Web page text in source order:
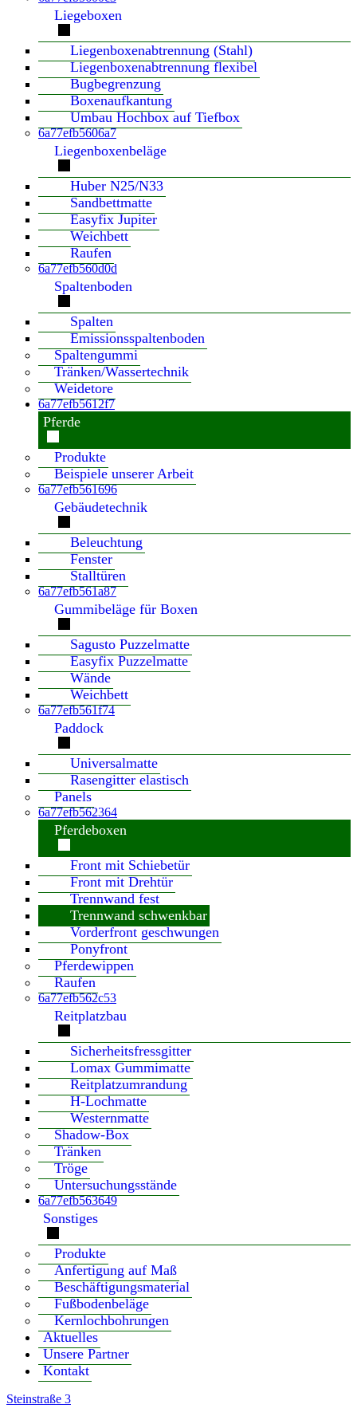
Liegeboxen
Liegenboxenabtrennung (Stahl)
Liegenboxenabtrennung flexibel
Bugbegrenzung
Boxenaufkantung
Umbau Hochbox auf Tiefbox
6a77efb5606a7
Liegenboxenbeläge
Huber N25/N33
Sandbettmatte
Easyfix Jupiter
Weichbett
Raufen
6a77efb560d0d
Spaltenboden
Spalten
Emissionsspaltenboden
Spaltengummi
Tränken/Wassertechnik
Weidetore
6a77efb5612f7
Pferde
Produkte
Beispiele unserer Arbeit
6a77efb561696
Gebäudetechnik
Beleuchtung
Fenster
Stalltüren
6a77efb561a87
Gummibeläge für Boxen
Sagusto Puzzelmatte
Easyfix Puzzelmatte
Wände
Weichbett
6a77efb561f74
Paddock
Universalmatte
Rasengitter elastisch
Panels
6a77efb562364
Pferdeboxen
Front mit Schiebetür
Front mit Drehtür
Trennwand fest
Trennwand schwenkbar
Vorderfront geschwungen
Ponyfront
Pferdewippen
Raufen
6a77efb562c53
Reitplatzbau
Sicherheitsfressgitter
Lomax Gummimatte
Reitplatzumrandung
H-Lochmatte
Westernmatte
Shadow-Box
Tränken
Tröge
Untersuchungsstände
6a77efb563649
Sonstiges
Produkte
Anfertigung auf Maß
Beschäftigungsmaterial
Fußbodenbeläge
Kernlochbohrungen
Aktuelles
Unsere Partner
Kontakt
Steinstraße 3